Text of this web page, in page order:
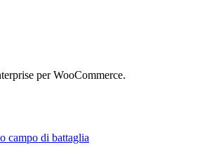
per WooCommerce.
campo di battaglia